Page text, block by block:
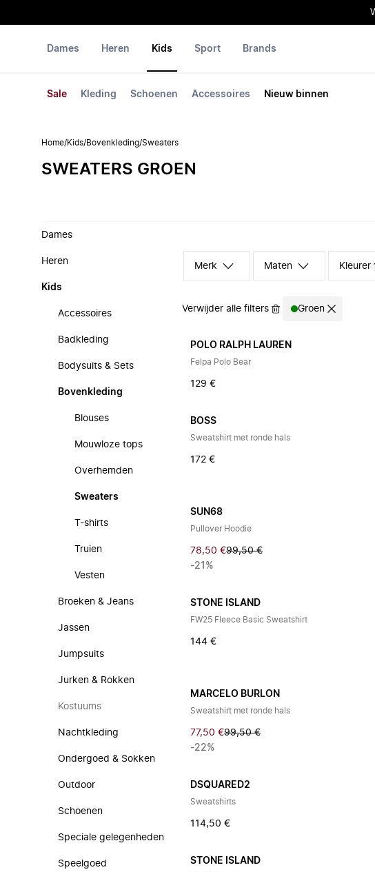
Dames Heren Kids
Sale Kleding Schoenen Accessoires Nieuw binnen
Sport Brands
Home/Kids/Bovenkleding/Sweaters
SWEATERS GROEN
Dames
Heren
Kids
Accessoires
Badkleding
Bodysuits & Sets
Bovenkleding
Blouses
Mouwloze tops
Overhemden
Sweaters
T-shirts
Truien
Vesten
Broeken & Jeans
Jassen
Jumpsuits
Jurken & Rokken
Kostuums
Nachtkleding
Ondergoed & Sokken
Outdoor
Schoenen
Speciale gelegenheden
Speelgoed
Merk Maten Kleuren 1
Verwijder alle filters Groen
POLO RALPH LAUREN
Felpa Polo Bear
129 €
BOSS
Sweatshirt met ronde hals
172 €
SUN68
Pullover Hoodie
78,50 €99,50 €
-21%
STONE ISLAND
FW25 Fleece Basic Sweatshirt
144 €
MARCELO BURLON
Sweatshirt met ronde hals
77,50 €99,50 €
-22%
DSQUARED2
Sweatshirts
114,50 €
STONE ISLAND